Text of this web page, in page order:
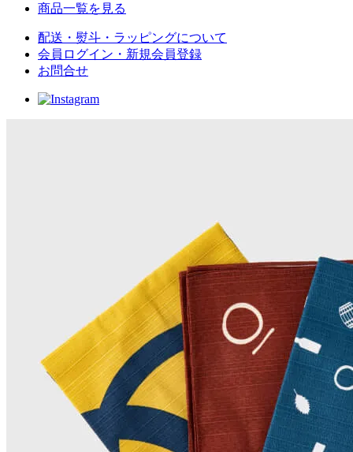
商品一覧を見る
配送・熨斗・ラッピングについて
会員ログイン・新規会員登録
お問合せ